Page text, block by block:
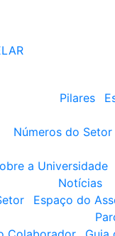
Pilares
Números do Setor
a Universidade
Notícias
Espaço do